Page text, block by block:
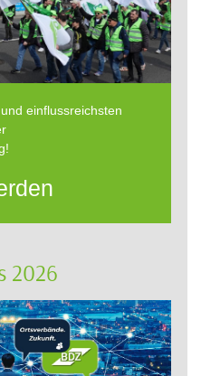
einflussreichsten
2026